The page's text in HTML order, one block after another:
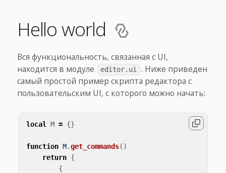
Hello world
Вся функциональность, связанная с UI,
находится в модуле
editor.ui . Ниже приведен
самый простой пример скрипта редактора с
пользовательским UI, с которого можно начать:
local M = {}
function M.get_commands()
return {
{